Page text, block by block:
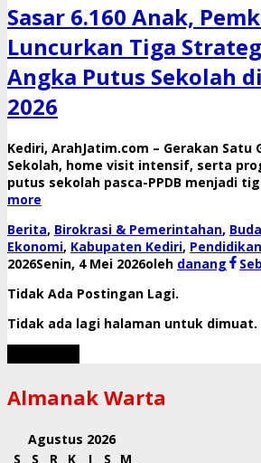
Sasar 6.160 Anak,
Luncurkan Tiga
Angka Putus Sekolah
2026
​Kediri, ArahJatim.com – Gerakan Satu
Sekolah, home visit intensif, serta
putus sekolah pasca-PPDB menjadi
more
Berita, Birokrasi & Pemerintahan,
Ekonomi, Kabupaten Kediri, Pendidikan
2026Senin, 4 Mei 2026oleh danang
Tidak Ada Postingan Lagi.
Tidak ada lagi halaman untuk dimuat.
Almanak Warta
Agustus 2026
S
S R K J S
M